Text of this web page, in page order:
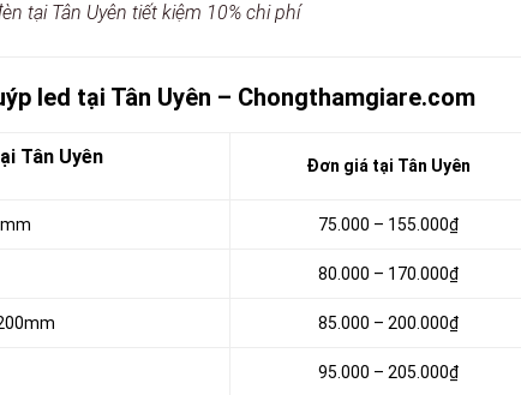
tại Tân Uyên tiết kiệm 10% chi phí
led tại Tân Uyên – Chongthamgiare.com
Tân Uyên Đơn giá tại Tân Uyên
75.000 – 155.000₫
80.000 – 170.000₫
85.000 – 200.000₫
95.000 – 205.000₫